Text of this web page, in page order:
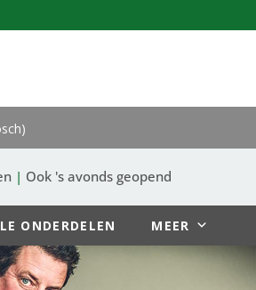
| Ook 's avonds geopend
ONDERDELEN MEER